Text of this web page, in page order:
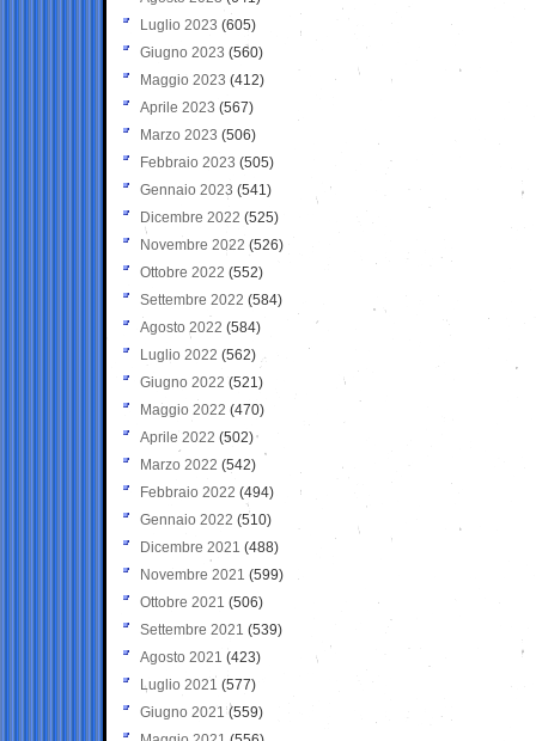
Luglio 2023 (605)
Giugno 2023 (560)
Maggio 2023 (412)
Aprile 2023 (567)
Marzo 2023 (506)
Febbraio 2023 (505)
Gennaio 2023 (541)
Dicembre 2022 (525)
Novembre 2022 (526)
Ottobre 2022 (552)
Settembre 2022 (584)
Agosto 2022 (584)
Luglio 2022 (562)
Giugno 2022 (521)
Maggio 2022 (470)
Aprile 2022 (502)
Marzo 2022 (542)
Febbraio 2022 (494)
Gennaio 2022 (510)
Dicembre 2021 (488)
Novembre 2021 (599)
Ottobre 2021 (506)
Settembre 2021 (539)
Agosto 2021 (423)
Luglio 2021 (577)
Giugno 2021(559)